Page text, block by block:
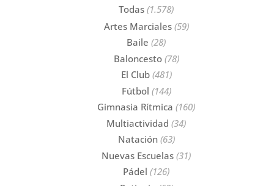
Todas (1.578)
Artes Marciales(59)
Baile (28)
Baloncesto(78)
El Club(481)
Fútbol (144)
Gimnasia Rítmica (160)
Multiactividad (34)
Natación(63)
Nuevas Escuelas (31)
Pádel (126)